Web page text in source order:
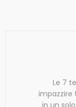
Le 7
impazzire
in un